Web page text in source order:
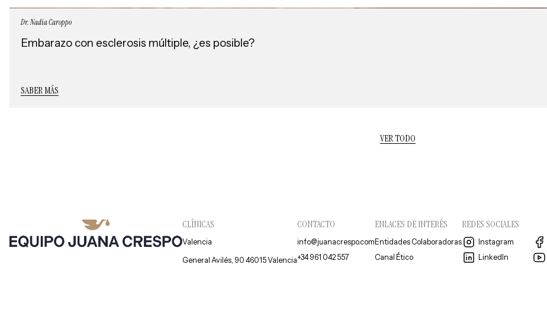
Dr. Nadia Caroppo
Embarazo con esclerosis múltiple, ¿es posible?
SABER MÁS
VER TODO
CLÍNICAS
Valencia
General Avilés, 90 46015 Valencia
CONTACTO
info@juanacrespo.com
+34 961 042 557
ENLACES DE INTERÉS
Entidades Colaboradoras
Canal Ético
REDES SOCIALES
Instagram
LinkedIn